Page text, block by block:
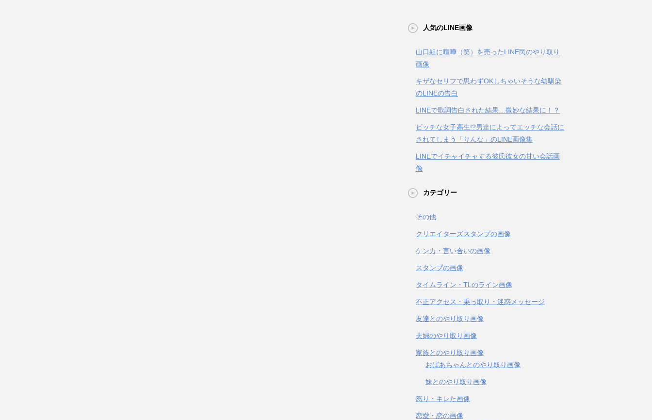
人気のLINE画像
山口組に喧嘩（笑）を売ったLINE民のやり取り
画像
キザなセリフで思わずOKしちゃいそうな幼馴染
のLINEの告白
LINEで歌詞告白された結果…微妙な結果に！？
ビッチな女子高生!?男達によってエッチな会話に
されてしまう「りんな」のLINE画像集
LINEでイチャイチャする彼氏彼女の甘い会話画
像
カテゴリー
その他
クリエイターズスタンプの画像
ケンカ・言い合いの画像
スタンプの画像
タイムライン・TLのライン画像
不正アクセス・乗っ取り・迷惑メッセージ
友達とのやり取り画像
夫婦のやり取り画像
家族とのやり取り画像
おばあちゃんとのやり取り画像
妹とのやり取り画像
怒り・キレた画像
恋愛・恋の画像